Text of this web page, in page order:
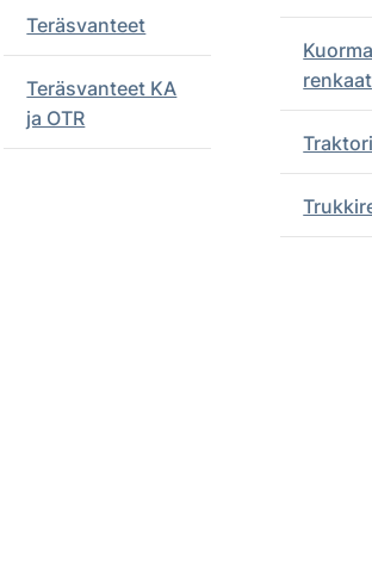
Teräsvanteet
Teräsvanteet KA
ja OTR
renkaat